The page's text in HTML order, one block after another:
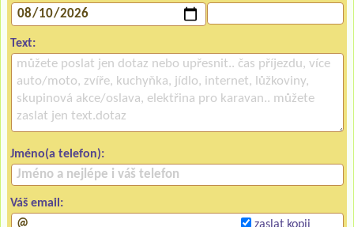
Text:
Jméno(a telefon):
Váš email: